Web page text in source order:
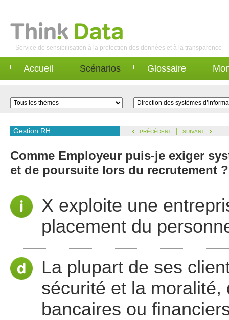
Service de sensibilisation à la protection des données et à la transparence
Accueil Scénarios Glossaire
Gestion RH PRÉCÉDENT | SUIVANT
Comme Employeur puis-je exiger
et de poursuite lors du recrutement ?
X exploite une
placement du
La plupart de ses
sécurité et la moralité,
bancaires ou